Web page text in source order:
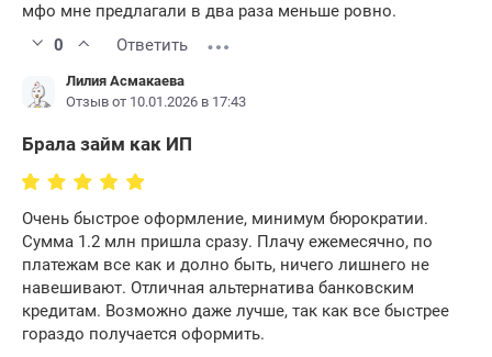
мфо мне предлагали в два раза меньше ровно.
0
Ответить
Лилия Асмакаева
Отзыв от 10.01.2026 в 17:43
Брала займ как ИП
Очень быстрое оформление, минимум бюрократии.
Сумма 1.2 млн пришла сразу. Плачу ежемесячно, по
платежам все как и долно быть, ничего лишнего не
навешивают. Отличная альтернатива банковским
кредитам. Возможно даже лучше, так как все быстрее
гораздо получается оформить.